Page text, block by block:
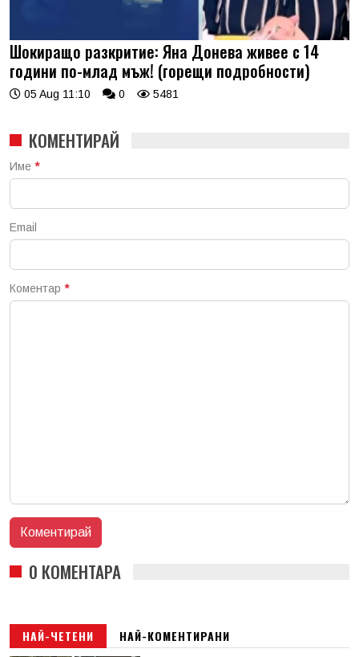
Шокиращо разкритие: Яна Донева живее с 14
години по-млад мъж! (горещи подробности)
05 Aug 11:10 0 5481
КОМЕНТИРАЙ
Име *
Email
Коментар *
0 КОМЕНТАРА
НАЙ-ЧЕТЕНИ НАЙ-КОМЕНТИРАНИ